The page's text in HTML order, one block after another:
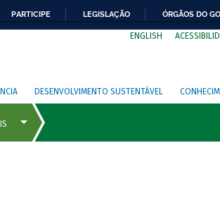
PARTICIPE LEGISLAÇÃO ÓRGÃOS DO
ENGLISH
DESENVOLVIMENTO SUSTENTÁVEL